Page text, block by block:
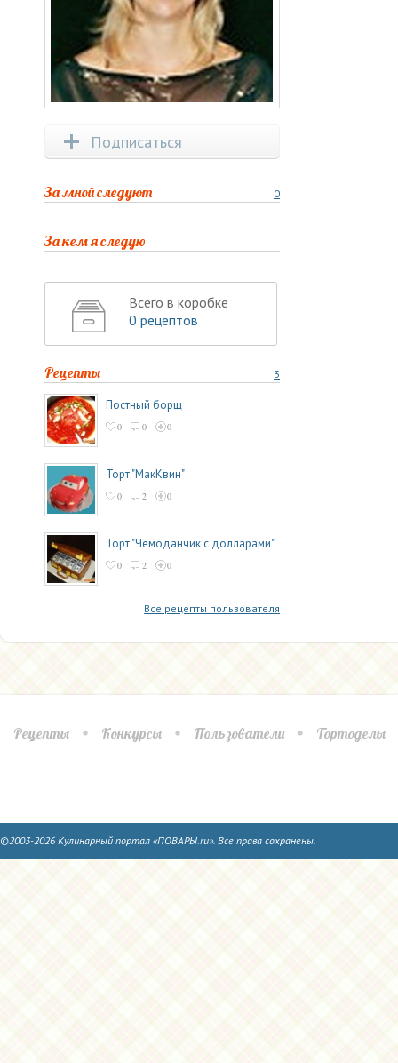
Подписаться
0
За мной следуют
За кем я следую
Всего в коробке
0 рецептов
3
Рецепты
Постный борщ
0 0 0
Торт "МакКвин"
0 2 0
Торт "Чемоданчик с долларами"
0 2 0
Все рецепты пользователя
Рецепты Конкурсы Пользователи Тортоделы
©2003-2026 Кулинарный портал «ПОВАРЫ.ru». Все права сохранены.